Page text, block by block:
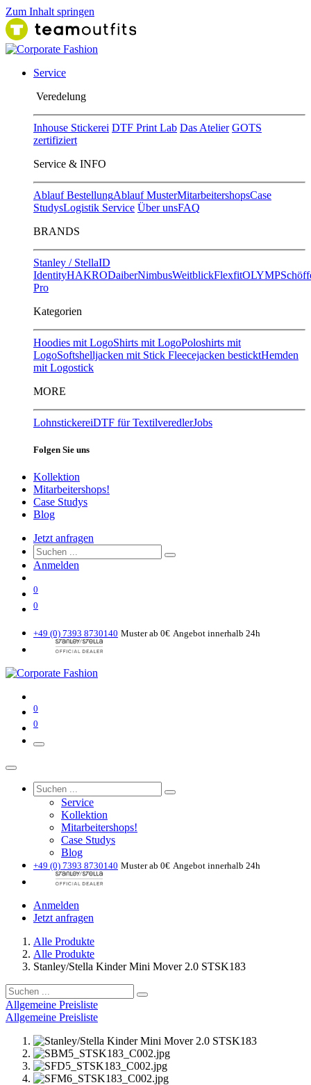
Zum Inhalt springen
Service
Ver​edelung
Inhouse Stickerei DTF Print Lab Das Atelier GOTS
zertifiziert
Service & INFO
Ablauf BestellungAblauf MusterMitarbeitershopsCase
StudysLogistik Service Über unsFAQ
BRANDS
Stanley / StellaID
IdentityHAKRODaiberNimbusWeitblickFlexfitOLYMP
Pro
Kategorien
Hoodies mit LogoShirts mit LogoPoloshirts mit
LogoSoftshelljacken mit Stick Fleecejacken besticktHemden
mit Logostick
MORE
LohnstickereiDTF für TextilveredlerJobs
Folgen Sie uns
Kollektion
Mitarbeitershops!
Case Studys
Blog
Jetzt anfragen
Anmelden
0
0
+49 (0) 7393 8730140 Muster ab 0€ Angebot innerhalb 24h
0
0
Service
Kollektion
Mitarbeitershops!
Case Studys
Blog
+49 (0) 7393 8730140 Muster ab 0€ Angebot innerhalb 24h
Anmelden
Jetzt anfragen
Alle Produkte
Alle Produkte
Stanley/Stella Kinder Mini Mover 2.0 STSK183
Allgemeine Preisliste
Allgemeine Preisliste